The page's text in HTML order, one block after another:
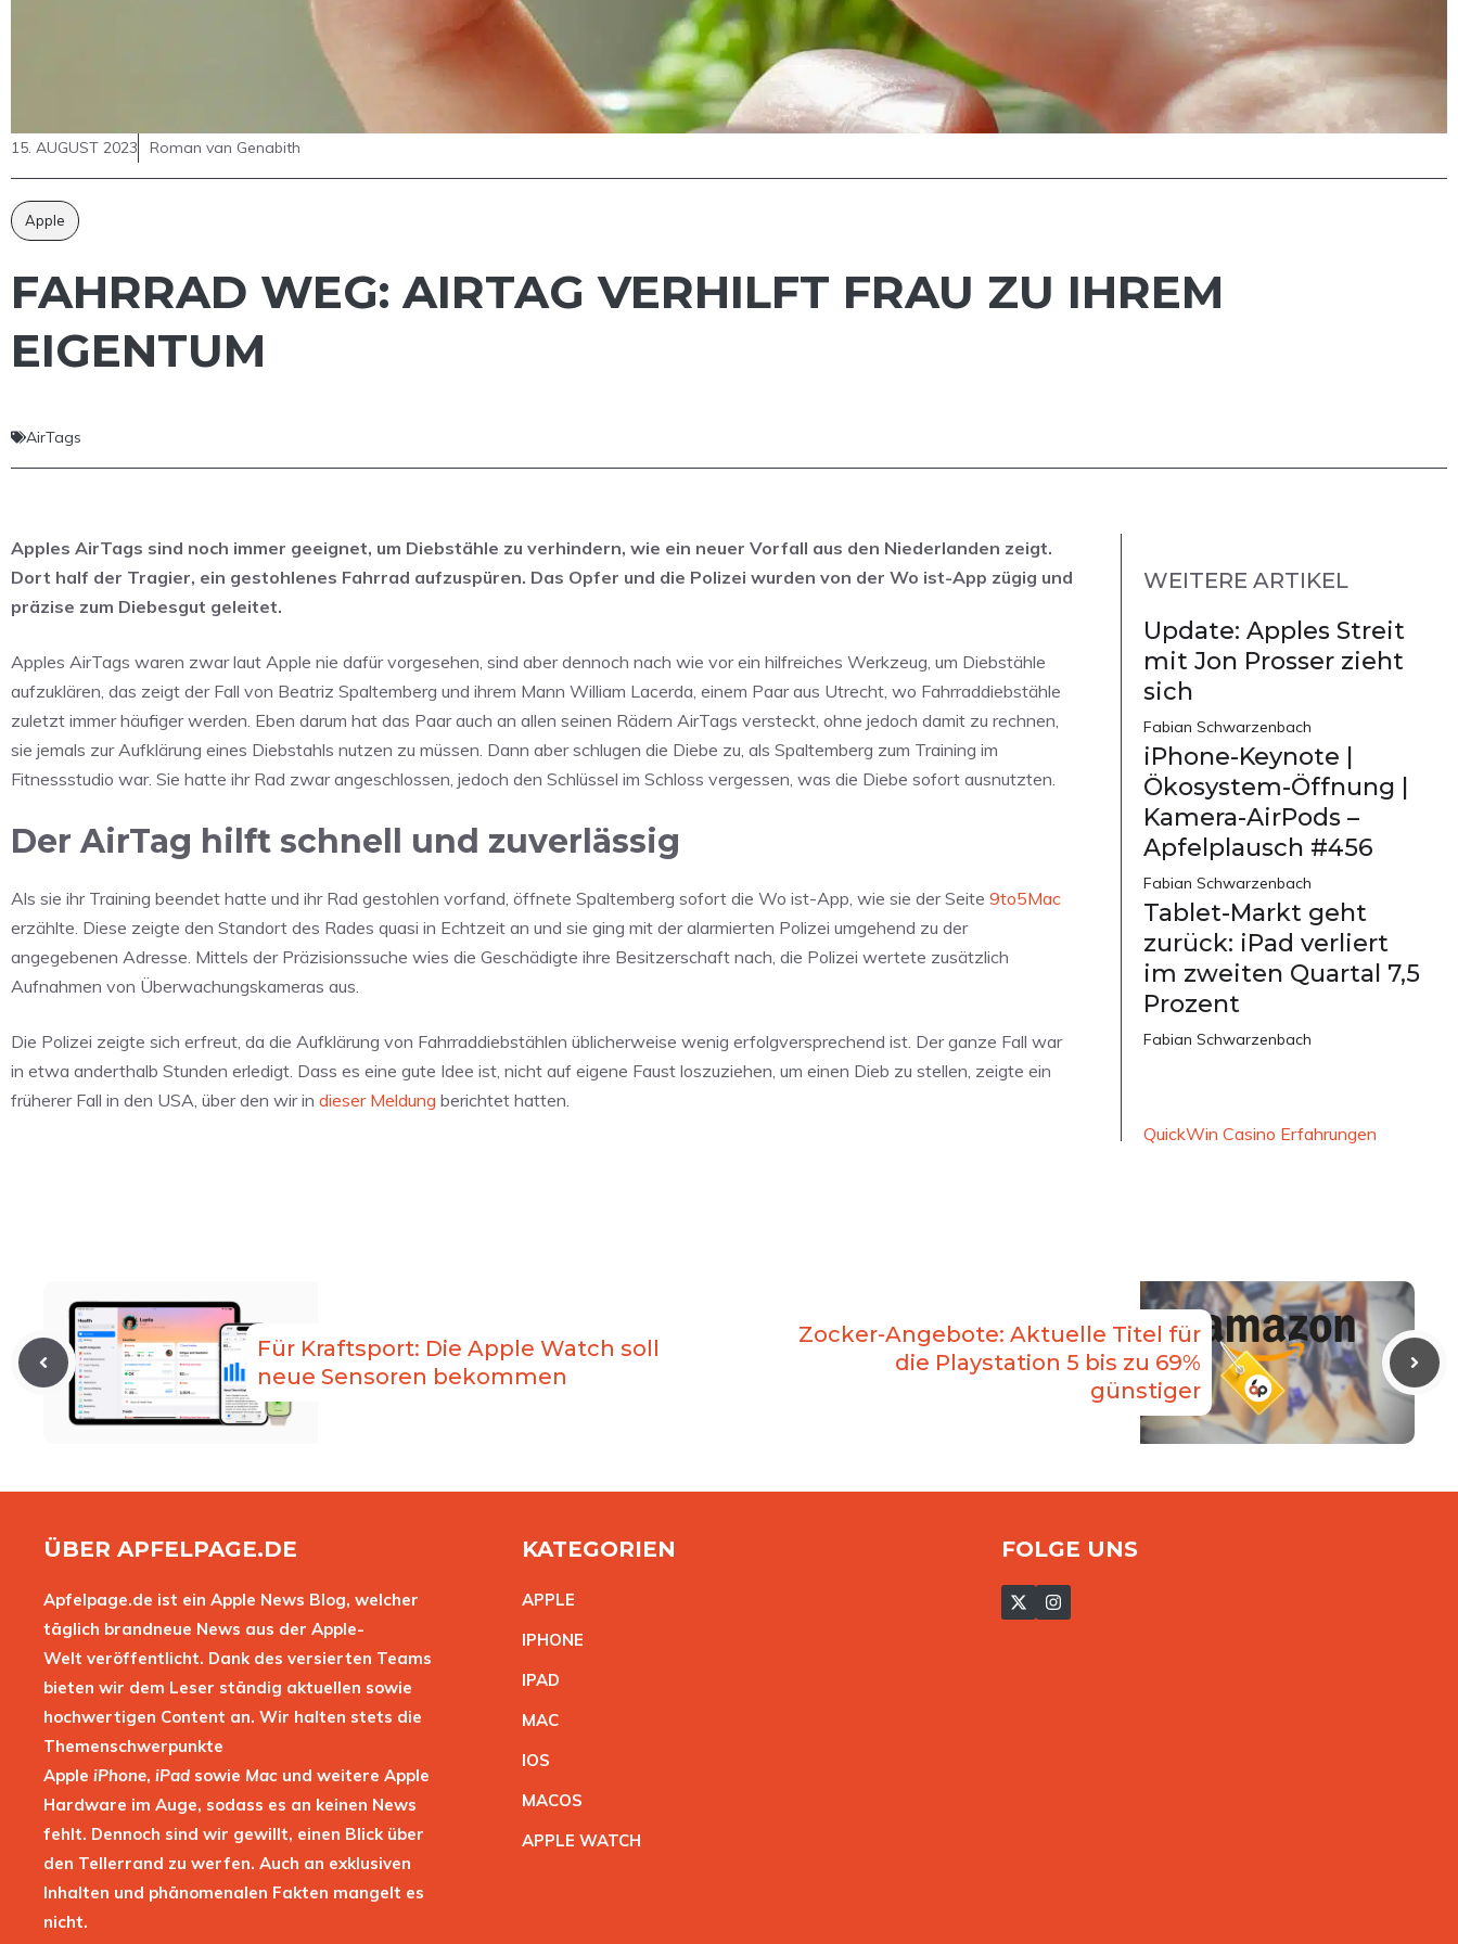
15. AUGUST 2023 Roman van Genabith
Apple
FAHRRAD WEG: AIRTAG VERHILFT FRAU ZU IHREM
EIGENTUM
AirTags
Apples AirTags sind noch immer geeignet, um Diebstähle zu verhindern, wie ein neuer Vorfall aus den Niederlanden zeigt.
Dort half der Tragier, ein gestohlenes Fahrrad aufzuspüren. Das Opfer und die Polizei wurden von der Wo ist-App zügig und
präzise zum Diebesgut geleitet.
Apples AirTags waren zwar laut Apple nie dafür vorgesehen, sind aber dennoch nach wie vor ein hilfreiches Werkzeug, um Diebstähle
aufzuklären, das zeigt der Fall von Beatriz Spaltemberg und ihrem Mann William Lacerda, einem Paar aus Utrecht, wo Fahrraddiebstähle
zuletzt immer häufiger werden. Eben darum hat das Paar auch an allen seinen Rädern AirTags versteckt, ohne jedoch damit zu rechnen,
sie jemals zur Aufklärung eines Diebstahls nutzen zu müssen. Dann aber schlugen die Diebe zu, als Spaltemberg zum Training im
Fitnessstudio war. Sie hatte ihr Rad zwar angeschlossen, jedoch den Schlüssel im Schloss vergessen, was die Diebe sofort ausnutzten.
Der AirTag hilft schnell und zuverlässig
Als sie ihr Training beendet hatte und ihr Rad gestohlen vorfand, öffnete Spaltemberg sofort die Wo ist-App, wie sie der Seite 9to5Mac
erzählte. Diese zeigte den Standort des Rades quasi in Echtzeit an und sie ging mit der alarmierten Polizei umgehend zu der
angegebenen Adresse. Mittels der Präzisionssuche wies die Geschädigte ihre Besitzerschaft nach, die Polizei wertete zusätzlich
Aufnahmen von Überwachungskameras aus.
Die Polizei zeigte sich erfreut, da die Aufklärung von Fahrraddiebstählen üblicherweise wenig erfolgversprechend ist. Der ganze Fall war
in etwa anderthalb Stunden erledigt. Dass es eine gute Idee ist, nicht auf eigene Faust loszuziehen, um einen Dieb zu stellen, zeigte ein
früherer Fall in den USA, über den wir in dieser Meldung berichtet hatten.
WEITERE ARTIKEL
Update: Apples Streit
mit Jon Prosser zieht
sich
Fabian Schwarzenbach
iPhone-Keynote |
Ökosystem-Öffnung |
Kamera-AirPods –
Apfelplausch #456
Fabian Schwarzenbach
Tablet-Markt geht
zurück: iPad verliert
im zweiten Quartal 7,5
Prozent
Fabian Schwarzenbach
QuickWin Casino Erfahrungen
Für Kraftsport: Die Apple Watch soll
neue Sensoren bekommen
Zocker-Angebote: Aktuelle Titel für
die Playstation 5 bis zu 69%
günstiger
ÜBER APFELPAGE.DE
Apfelpage.de ist ein Apple News Blog, welcher
täglich brandneue News aus der Apple-
Welt veröffentlicht. Dank des versierten Teams
bieten wir dem Leser ständig aktuellen sowie
hochwertigen Content an. Wir halten stets die
Themenschwerpunkte
Apple iPhone, iPad sowie Mac und weitere Apple
Hardware im Auge, sodass es an keinen News
fehlt. Dennoch sind wir gewillt, einen Blick über
den Tellerrand zu werfen. Auch an exklusiven
Inhalten und phänomenalen Fakten mangelt es
nicht.
KATEGORIEN
APPLE
IPHONE
IPAD
MAC
IOS
MACOS
APPLE WATCH
FOLGE UNS